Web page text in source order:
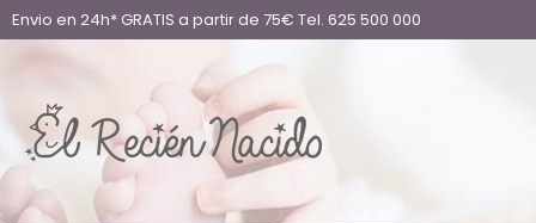
Envio en 24h* GRATIS a partir de 75€ Tel. 625 500 000